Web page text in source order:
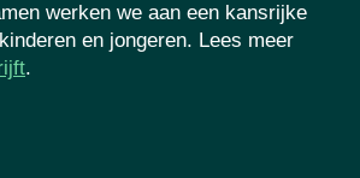
werken we aan een kansrijke
en jongeren. Lees meer
.